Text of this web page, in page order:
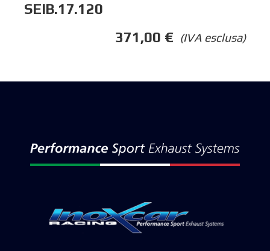
SEIB.17.120
(IVA esclusa)
371,00 €